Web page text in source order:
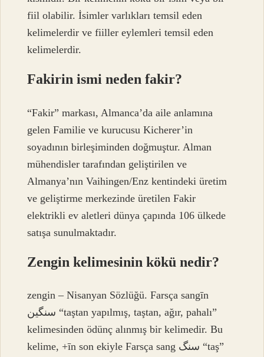
fiil olabilir. İsimler varlıkları temsil eden
kelimelerdir ve fiiller eylemleri temsil eden
kelimelerdir.
Fakirin ismi neden fakir?
“Fakir” markası, Almanca’da aile anlamına
gelen Familie ve kurucusu Kicherer’in
soyadının birleşiminden doğmuştur. Alman
mühendisler tarafından geliştirilen ve
Almanya’nın Vaihingen/Enz kentindeki üretim
ve geliştirme merkezinde üretilen Fakir
elektrikli ev aletleri dünya çapında 106 ülkede
satışa sunulmaktadır.
Zengin kelimesinin kökü nedir?
zengin – Nisanyan Sözlüğü. Farsça sangīn
سنگین “taştan yapılmış, taştan, ağır, pahalı”
kelimesinden ödünç alınmış bir kelimedir. Bu
kelime, +īn son ekiyle Farsça sang سنگ “taş”